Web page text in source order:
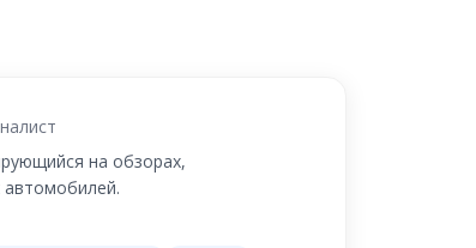
на обзорах,
автомобилей.